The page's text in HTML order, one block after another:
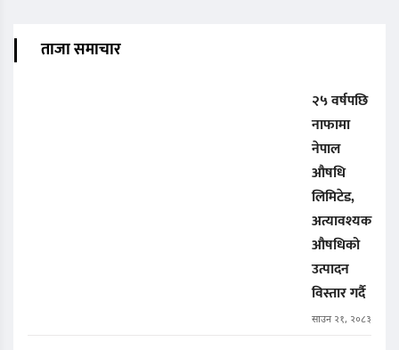
ताजा समाचार
२५ वर्षपछि
नाफामा
नेपाल
औषधि
लिमिटेड,
अत्यावश्यक
औषधिको
उत्पादन
विस्तार गर्दै
साउन २१, २०८३